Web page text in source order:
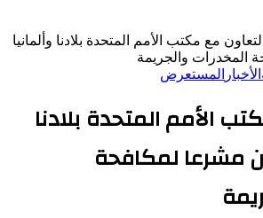
مع مكتب الأمم المتحدة بلادنا وألمانيا
المخدرات والجريمة
الأخبار المستعرض
الأمم المتحدة بلادنا
مشرعا لمكافحة